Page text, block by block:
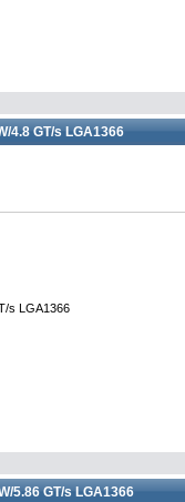
4.8 GT/s LGA1366
s LGA1366
5.86 GT/s LGA1366